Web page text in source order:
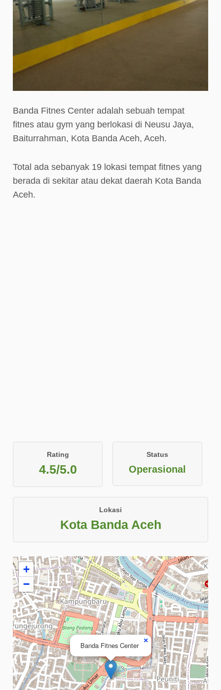
Banda Fitnes Center adalah sebuah tempat
fitnes atau gym yang berlokasi di Neusu Jaya,
Baiturrahman, Kota Banda Aceh, Aceh.
Total ada sebanyak 19 lokasi tempat fitnes yang
berada di sekitar atau dekat daerah Kota Banda
Aceh.
Rating
4.5/5.0
Status
Operasional
Lokasi
Kota Banda Aceh
Banda Fitnes Center
×
+
−